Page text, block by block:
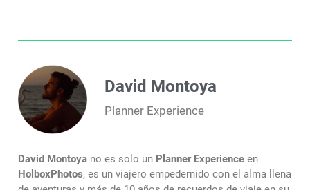
David Montoya
Planner Experience
David Montoya no es solo un Planner Experience en
HolboxPhotos, es un viajero empedernido con el alma llena